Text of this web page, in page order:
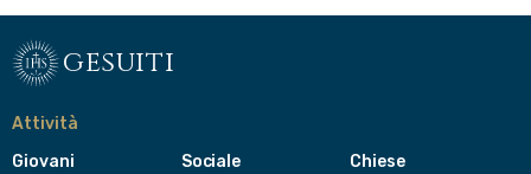
gesuiti
Attività
Giovani
Sociale
Chiese